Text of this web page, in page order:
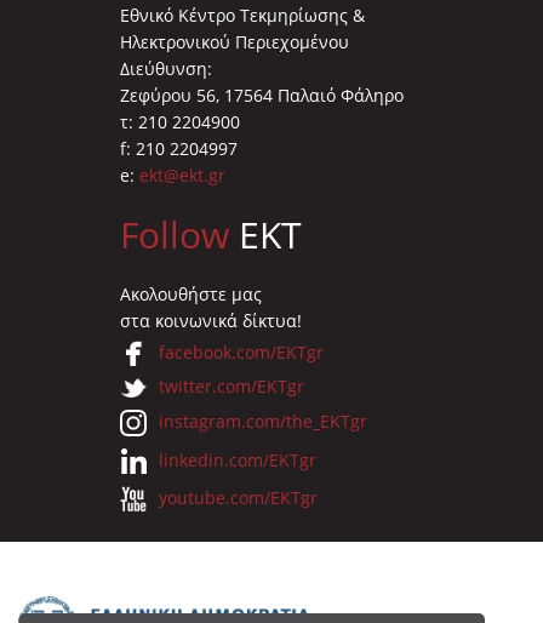
Εθνικό Κέντρο Τεκμηρίωσης &
Ηλεκτρονικού Περιεχομένου
Διεύθυνση:
Ζεφύρου 56, 17564 Παλαιό Φάληρο
τ: 210 2204900
f: 210 2204997
e: ekt@ekt.gr
Follow EKT
Ακολουθήστε μας
στα κοινωνικά δίκτυα!
facebook.com/EKTgr
twitter.com/EKTgr
instagram.com/the_EKTgr
linkedin.com/EKTgr
youtube.com/EKTgr